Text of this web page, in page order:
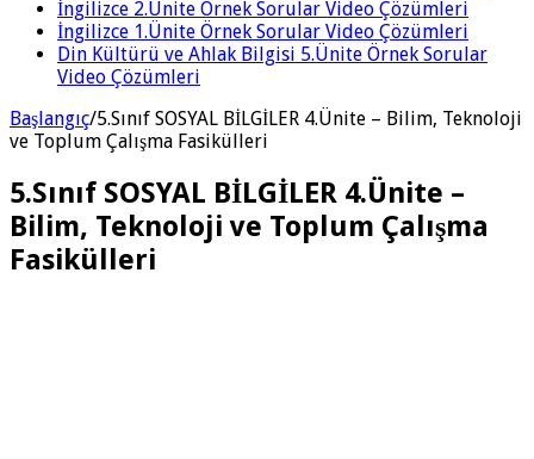
İngilizce 2.Ünite Örnek Sorular Video Çözümleri
İngilizce 1.Ünite Örnek Sorular Video Çözümleri
Din Kültürü ve Ahlak Bilgisi 5.Ünite Örnek Sorular
Video Çözümleri
Başlangıç/5.Sınıf SOSYAL BİLGİLER 4.Ünite – Bilim, Teknoloji
ve Toplum Çalışma Fasikülleri
5.Sınıf SOSYAL BİLGİLER 4.Ünite –
Bilim, Teknoloji ve Toplum Çalışma
Fasikülleri